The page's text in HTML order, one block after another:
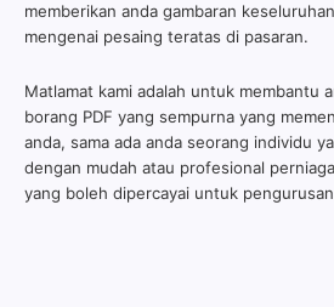
memberikan anda gambaran
mengenai pesaing teratas di pasaran.
Matlamat kami adalah untuk membantu
borang PDF yang sempurna yang
anda, sama ada anda seorang individu
dengan mudah atau profesional
yang boleh dipercayai untuk